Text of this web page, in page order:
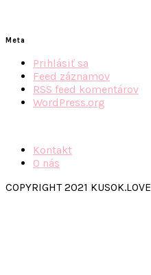
Meta
Prihlásiť sa
Feed záznamov
RSS feed komentárov
WordPress.org
Kontakt
O nás
COPYRIGHT 2021 KUSOK.LOVE